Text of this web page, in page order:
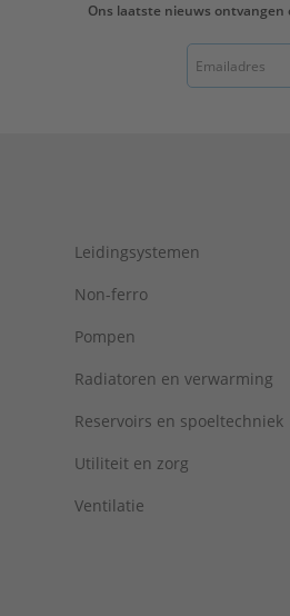
Ons laatste nieuws
Leidingsystemen
Non-ferro
Pompen
Radiatoren en verwarming
Reservoirs en spoeltechniek
Utiliteit en zorg
Ventilatie